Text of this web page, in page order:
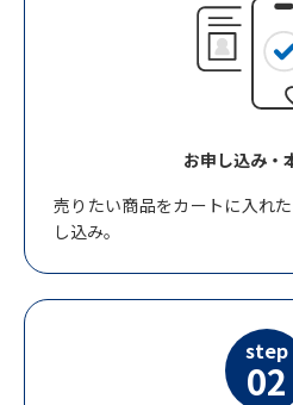
お申し込み・
売りたい商品をカートに入れ
し込み。
step
02